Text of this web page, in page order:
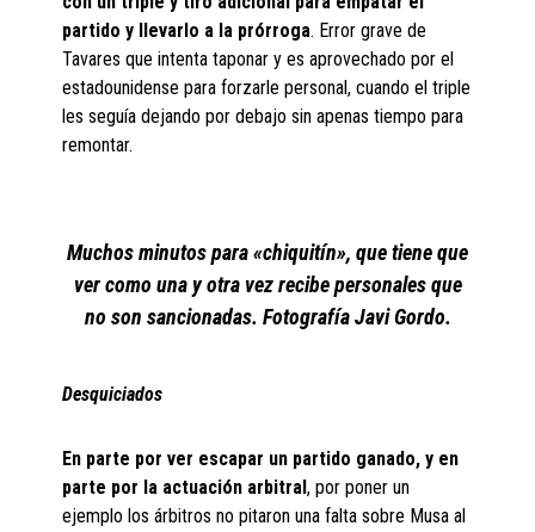
partido y llevarlo a la prórroga. Error grave de
Tavares que intenta taponar y es aprovechado por el
estadounidense para forzarle personal, cuando el triple
les seguía dejando por debajo sin apenas tiempo para
remontar.
Muchos minutos para «chiquitín», que tiene que
ver como una y otra vez recibe personales que
no son sancionadas. Fotografía Javi Gordo.
Desquiciados
En parte por ver escapar un partido ganado, y en
parte por la actuación arbitral, por poner un
ejemplo los árbitros no pitaron una falta sobre Musa al